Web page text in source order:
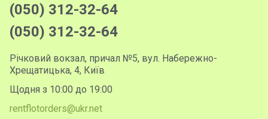
(050) 312-32-64
(050) 312-32-64
Річковий вокзал, причал №5, вул. Набережно-
Хрещатицька, 4, Київ
Щодня з 10:00 до 19:00
rentflotorders@ukr.net